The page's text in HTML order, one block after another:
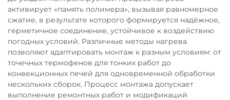
активирует «память полимера», вызывая равномерное
сжатие, в результате которого формируется надёжное,
герметичное соединение, устойчивое к воздействию
погодных условий. Различные методы нагрева
позволяют адаптировать монтаж к разным условиям: от
точечных термофенов для тонких работ до
конвекционных печей для одновременной обработки
нескольких сборок. Процесс монтажа допускает
выполнение ремонтных работ и модификаций